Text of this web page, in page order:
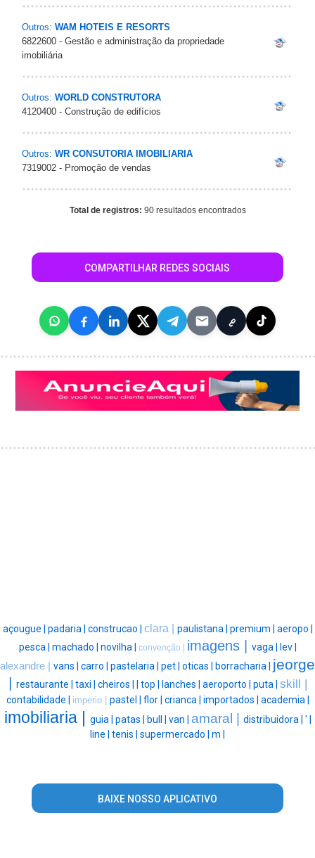
Outros: WAM HOTEIS E RESORTS
6822600 - Gestão e administração da propriedade
imobiliária
Outros: WORLD CONSTRUTORA
4120400 - Construção de edifícios
Outros: WR CONSUTORIA IMOBILIARIA
7319002 - Promoção de vendas
Total de registros: 90 resultados encontrados
COMPARTILHAR REDES SOCIAIS
açougue | padaria | construcao | clara | paulistana | premium | aeropo |
pesca | machado | novilha | convenção | imagens | vaga | lev |
alexandre | vans | carro | pastelaria | pet | oticas | borracharia | jeorge
| restaurante | taxi | cheiros | | top | lanches | aeroporto | puta | skill |
contabilidade | imperio | pastel | flor | crianca | importados | academia |
imobiliaria | guia | patas | bull | van | amaral | distribuidora | ' |
line | tenis | supermercado | m |
BAIXE NOSSO APLICATIVO